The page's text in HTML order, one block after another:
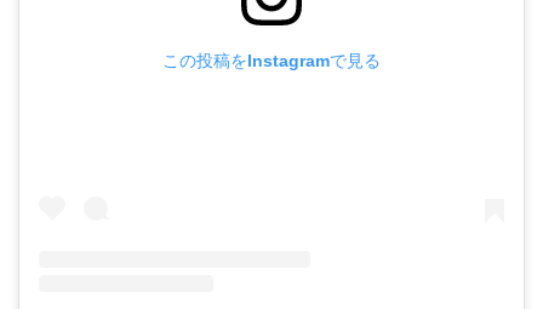
この投稿をInstagramで見る